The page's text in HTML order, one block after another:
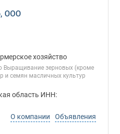
ООО
хозяйство
Выращивание зерновых (кроме
и семян масличных культур
область ИНН:
О компании
Объявления